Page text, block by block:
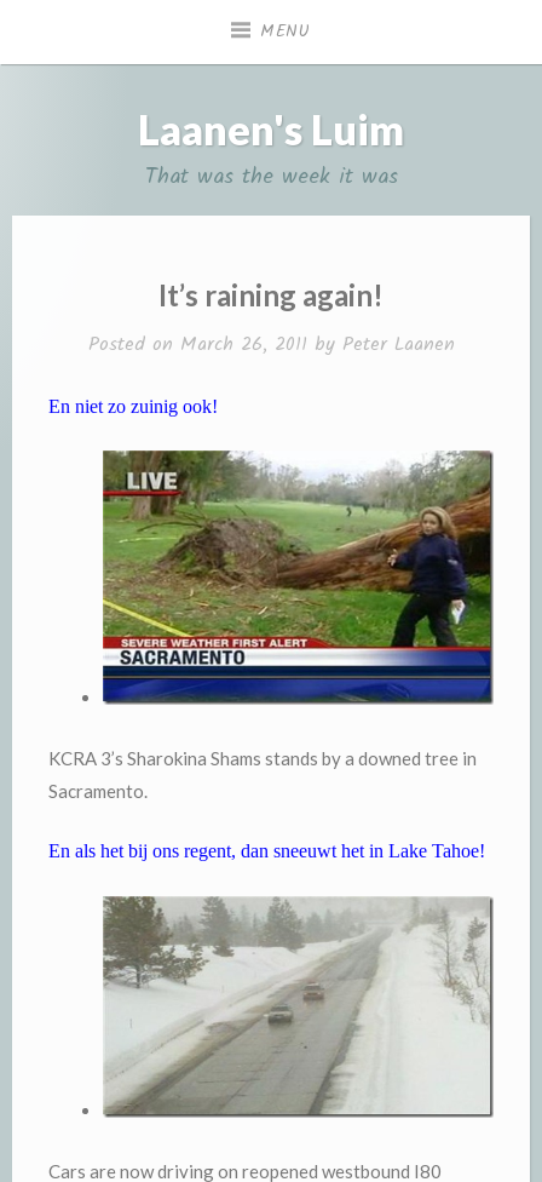
MENU
Laanen's Luim
That was the week it was
It’s raining again!
Posted on March 26, 2011 by Peter Laanen
En niet zo zuinig ook!
KCRA 3’s Sharokina Shams stands by a downed tree in
Sacramento.
En als het bij ons regent, dan sneeuwt het in Lake Tahoe!
Cars are now driving on reopened westbound I80